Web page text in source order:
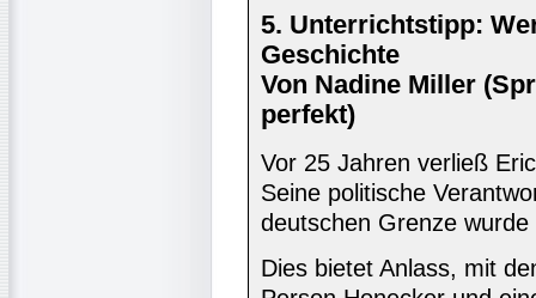
5. Unterrichtstipp:
Geschichte
Von Nadine Miller
perfekt)
Vor 25 Jahren verließ
Seine politische
deutschen Grenze
Dies bietet Anlass, mit